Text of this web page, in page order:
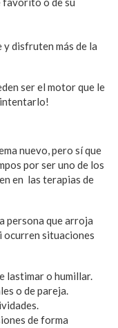
y disfruten más de la
ser el motor que le
intentarlo!
nuevo, pero sí que
por ser uno de los
en las terapias de
persona que arroja
ocurren situaciones
lastimar o humillar.
o de pareja.
de forma